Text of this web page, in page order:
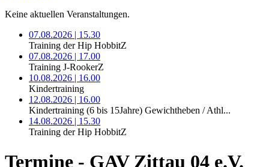
Keine aktuellen Veranstaltungen.
07.08.2026 | 15.30
Training der Hip HobbitZ
07.08.2026 | 17.00
Training J-RookerZ
10.08.2026 | 16.00
Kindertraining
12.08.2026 | 16.00
Kindertraining (6 bis 15Jahre) Gewichtheben / Athl...
14.08.2026 | 15.30
Training der Hip HobbitZ
Termine - GAV Zittau 04 e.V.